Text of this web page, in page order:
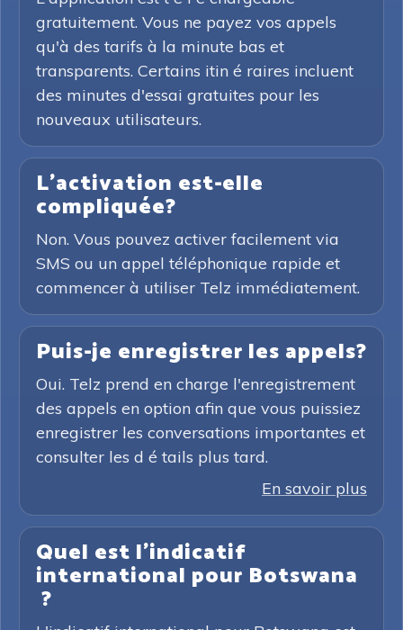
gratuitement. Vous ne payez vos appels
qu'à des tarifs à la minute bas et
transparents. Certains itin é raires incluent
des minutes d'essai gratuites pour les
nouveaux utilisateurs.
L'activation est-elle
compliquée?
Non. Vous pouvez activer facilement via
SMS ou un appel téléphonique rapide et
commencer à utiliser Telz immédiatement.
Puis-je enregistrer les appels?
Oui. Telz prend en charge l'enregistrement
des appels en option afin que vous puissiez
enregistrer les conversations importantes et
consulter les d é tails plus tard.
En savoir plus
Quel est l'indicatif
international pour Botswana
?